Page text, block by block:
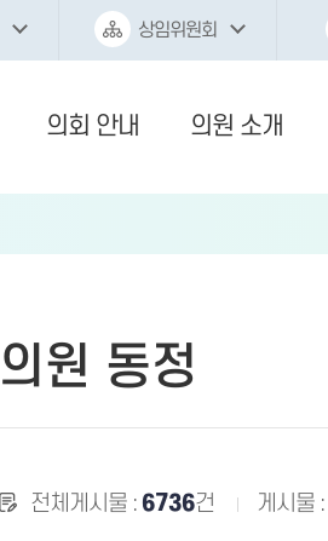
상임위원회
의회 안내 의원 소개
의원 동정
전체게시물 :6736건 게시물 :